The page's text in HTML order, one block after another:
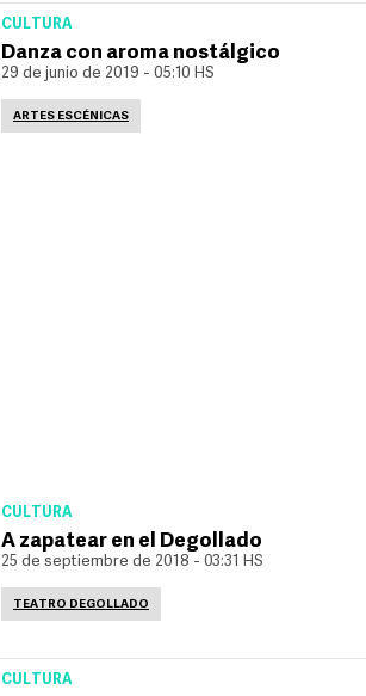
CULTURA
Danza con aroma nostálgico
29 de junio de 2019 - 05:10 HS
ARTES ESCÉNICAS
CULTURA
A zapatear en el Degollado
25 de septiembre de 2018 - 03:31 HS
TEATRO DEGOLLADO
CULTURA